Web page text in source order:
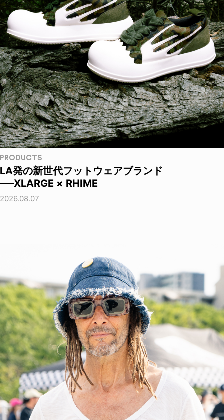
PRODUCTS
LA発の新世代フットウェアブランド
──XLARGE × RHIME
2026.08.07